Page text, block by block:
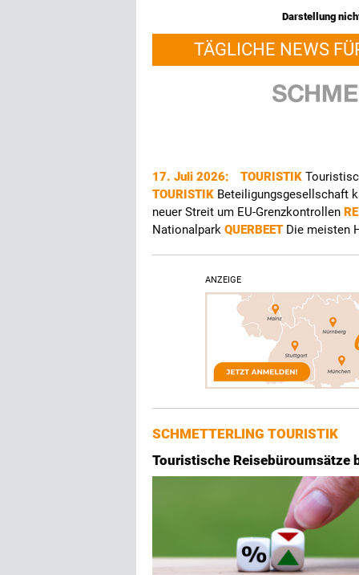
Darstellung
TÄGLICHE NEWS
17. Juli 2026: TOURISTIK
TOURISTIK Beteiligungsgesellschaft
neuer Streit um EU-Grenzkontrollen
Nationalpark QUERBEET Die meisten
ANZEIGE
SCHMETTERLING TOURISTIK
Touristische Reisebüroumsätze